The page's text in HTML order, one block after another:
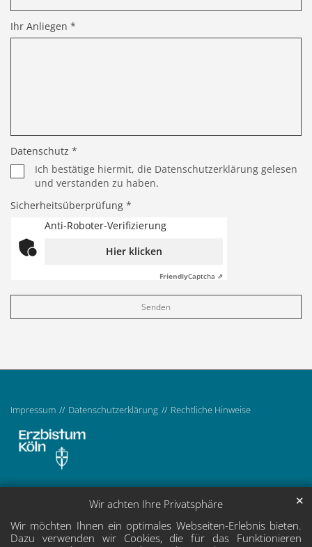
Wir achten Ihre Privatsphäre
Wir möchten Ihnen ein optimales Webseiten-Erlebnis bieten.
Dazu verwenden wir Cookies, die für das Funktionieren
✕
Ihr Anliegen *
Datenschutz *
Ich bestätige hiermit, die Datenschutzerklärung gelesen
und verstanden zu haben.
Sicherheitsüberprüfung *
Anti-Roboter-Verifizierung
Hier klicken
FriendlyCaptcha ⇗
Impressum Datenschutzerklärung Rechtliche Hinweise